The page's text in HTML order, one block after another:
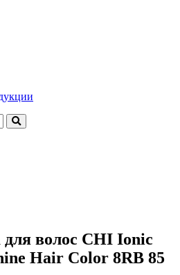
волос CHI Ionic
Hair Color 8RB 85